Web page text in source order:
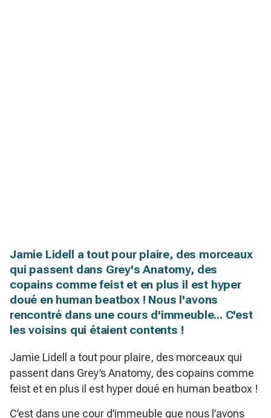
Jamie Lidell a tout pour plaire, des morceaux
qui passent dans Grey's Anatomy, des
copains comme feist et en plus il est hyper
doué en human beatbox ! Nous l'avons
rencontré dans une cours d'immeuble... C'est
les voisins qui étaient contents !
Jamie Lidell a tout pour plaire, des morceaux qui
passent dans Grey’s Anatomy, des copains comme
feist et en plus il est hyper doué en human beatbox !
C’est dans une cour d’immeuble que nous l’avons